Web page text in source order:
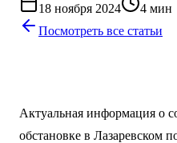
18 ноября 2024
4 мин
Посмотреть все статьи
Актуальная информация о
обстановке в Лазаревском